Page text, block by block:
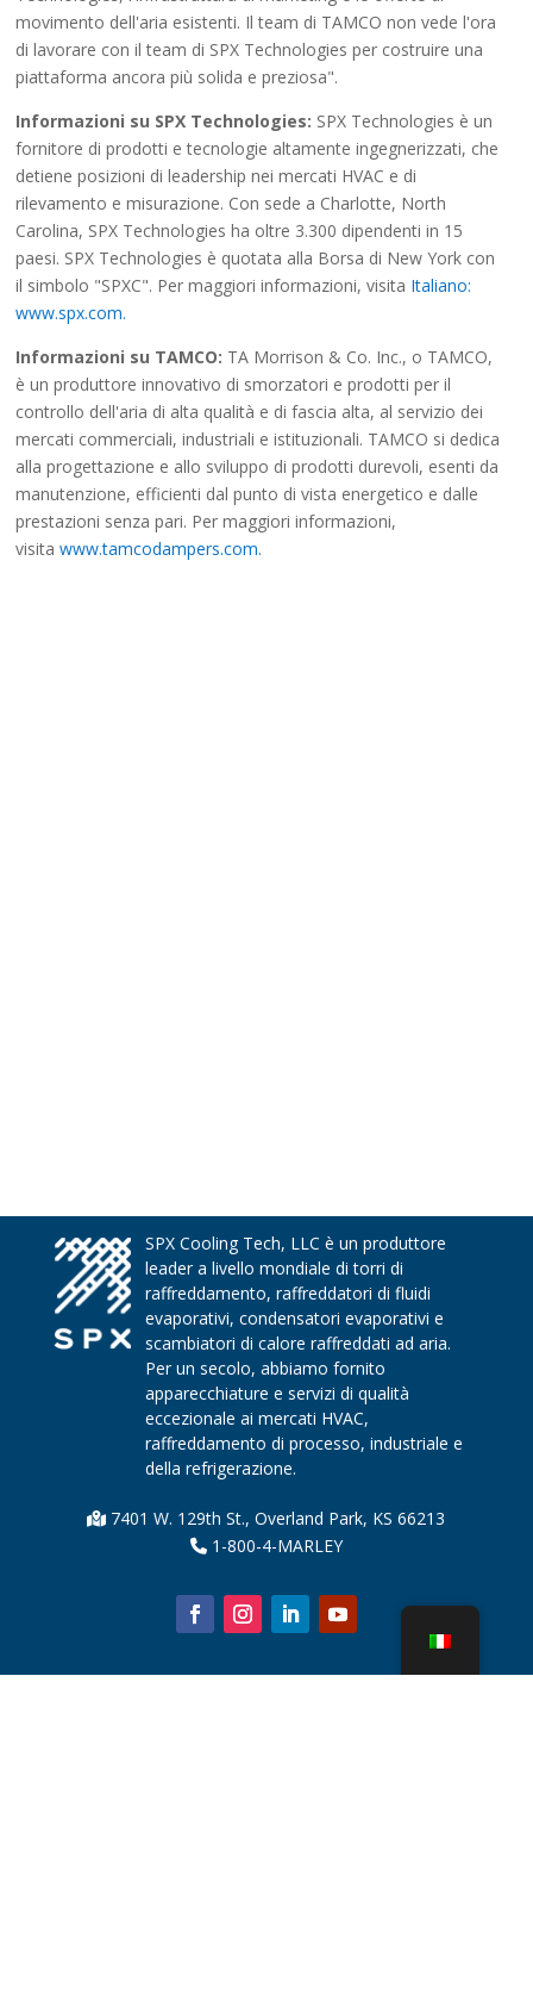
movimento dell'aria esistenti. Il team di TAMCO non vede l'ora
di lavorare con il team di SPX Technologies per costruire una
piattaforma ancora più solida e preziosa".
Informazioni su SPX Technologies: SPX Technologies è un
fornitore di prodotti e tecnologie altamente ingegnerizzati, che
detiene posizioni di leadership nei mercati HVAC e di
rilevamento e misurazione. Con sede a Charlotte, North
Carolina, SPX Technologies ha oltre 3.300 dipendenti in 15
paesi. SPX Technologies è quotata alla Borsa di New York con
il simbolo "SPXC". Per maggiori informazioni, visita Italiano:
www.spx.com.
Informazioni su TAMCO: TA Morrison & Co. Inc., o TAMCO,
è un produttore innovativo di smorzatori e prodotti per il
controllo dell'aria di alta qualità e di fascia alta, al servizio dei
mercati commerciali, industriali e istituzionali. TAMCO si dedica
alla progettazione e allo sviluppo di prodotti durevoli, esenti da
manutenzione, efficienti dal punto di vista energetico e dalle
prestazioni senza pari. Per maggiori informazioni,
visitawww.tamcodampers.com.
SPX Cooling Tech, LLC è un produttore
leader a livello mondiale di torri di
raffreddamento, raffreddatori di fluidi
evaporativi, condensatori evaporativi e
scambiatori di calore raffreddati ad aria.
Per un secolo, abbiamo fornito
apparecchiature e servizi di qualità
eccezionale ai mercati HVAC,
raffreddamento di processo, industriale e
della refrigerazione.
7401 W. 129th St., Overland Park, KS 66213
1-800-4-MARLEY